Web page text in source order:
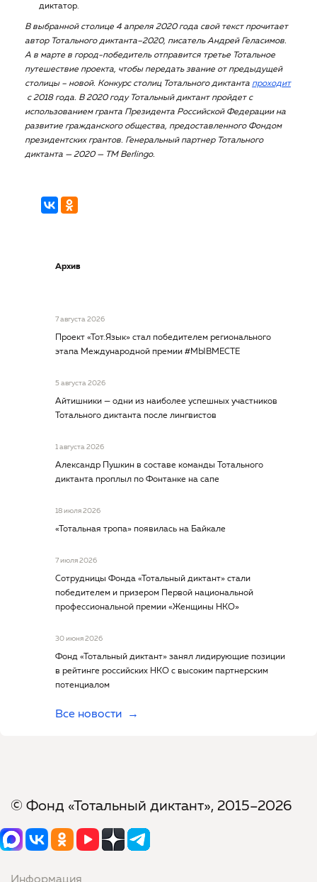
диктатор.
В выбранной столице 4 апреля 2020 года свой текст прочитает
автор Тотального диктанта–2020, писатель Андрей Геласимов.
А в марте в город-победитель отправится третье Тотальное
путешествие проекта, чтобы передать звание от предыдущей
столицы – новой. Конкурс столиц Тотального диктанта проходит
с 2018 года. В 2020 году Тотальный диктант пройдет с
использованием гранта Президента Российской Федерации на
развитие гражданского общества, предоставленного Фондом
президентских грантов. Генеральный партнер Тотального
диктанта — 2020 — TM Berlingo.
Архив
7 августа 2026
Проект «Тот.Язык» стал победителем регионального
этапа Международной премии #МЫВМЕСТЕ
5 августа 2026
Айтишники — одни из наиболее успешных участников
Тотального диктанта после лингвистов
1 августа 2026
Александр Пушкин в составе команды Тотального
диктанта проплыл по Фонтанке на сапе
18 июля 2026
«Тотальная тропа» появилась на Байкале
7 июля 2026
Сотрудницы Фонда «Тотальный диктант» стали
победителем и призером Первой национальной
профессиональной премии «Женщины НКО»
30 июня 2026
Фонд «Тотальный диктант» занял лидирующие позиции
в рейтинге российских НКО с высоким партнерским
потенциалом
Все новости
© Фонд «Тотальный диктант», 2015–2026